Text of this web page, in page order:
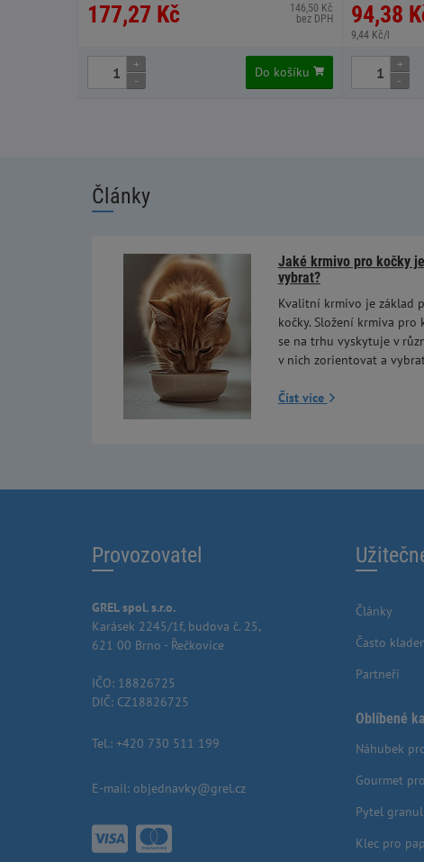
177,27 Kč
146,50 Kč
bez DPH
+
-
Do košíku
94,38
9,44 Kč/l
+
-
Články
Jaké krmivo pro kočky
vybrat?
Kvalitní krmivo je základ
kočky. Složení krmiva pro
se na trhu vyskytuje v
v nich zorientovat a
Číst více
Provozovatel
GREL spol. s.r.o.
Karásek 2245/1f, budova č. 25,
621 00 Brno - Řečkovice
IČO: 18826725
DIČ: CZ18826725
Tel.: +420 730 511 199
E-mail: objednavky@grel.cz
Články
Často
Partneři
Oblíbené
Náhubek
Gourmet
Pytel
Klec pro